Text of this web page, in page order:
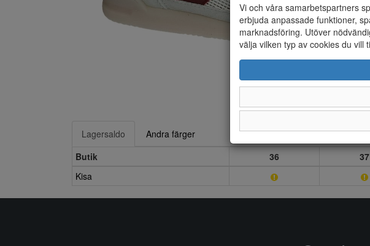
Lagersaldo
Andra färger
Butik
36 37
Kisa
Vi och våra samarbetspartners
erbjuda anpassade funktioner,
marknadsföring. Utöver
välja vilken typ av cookies du vill